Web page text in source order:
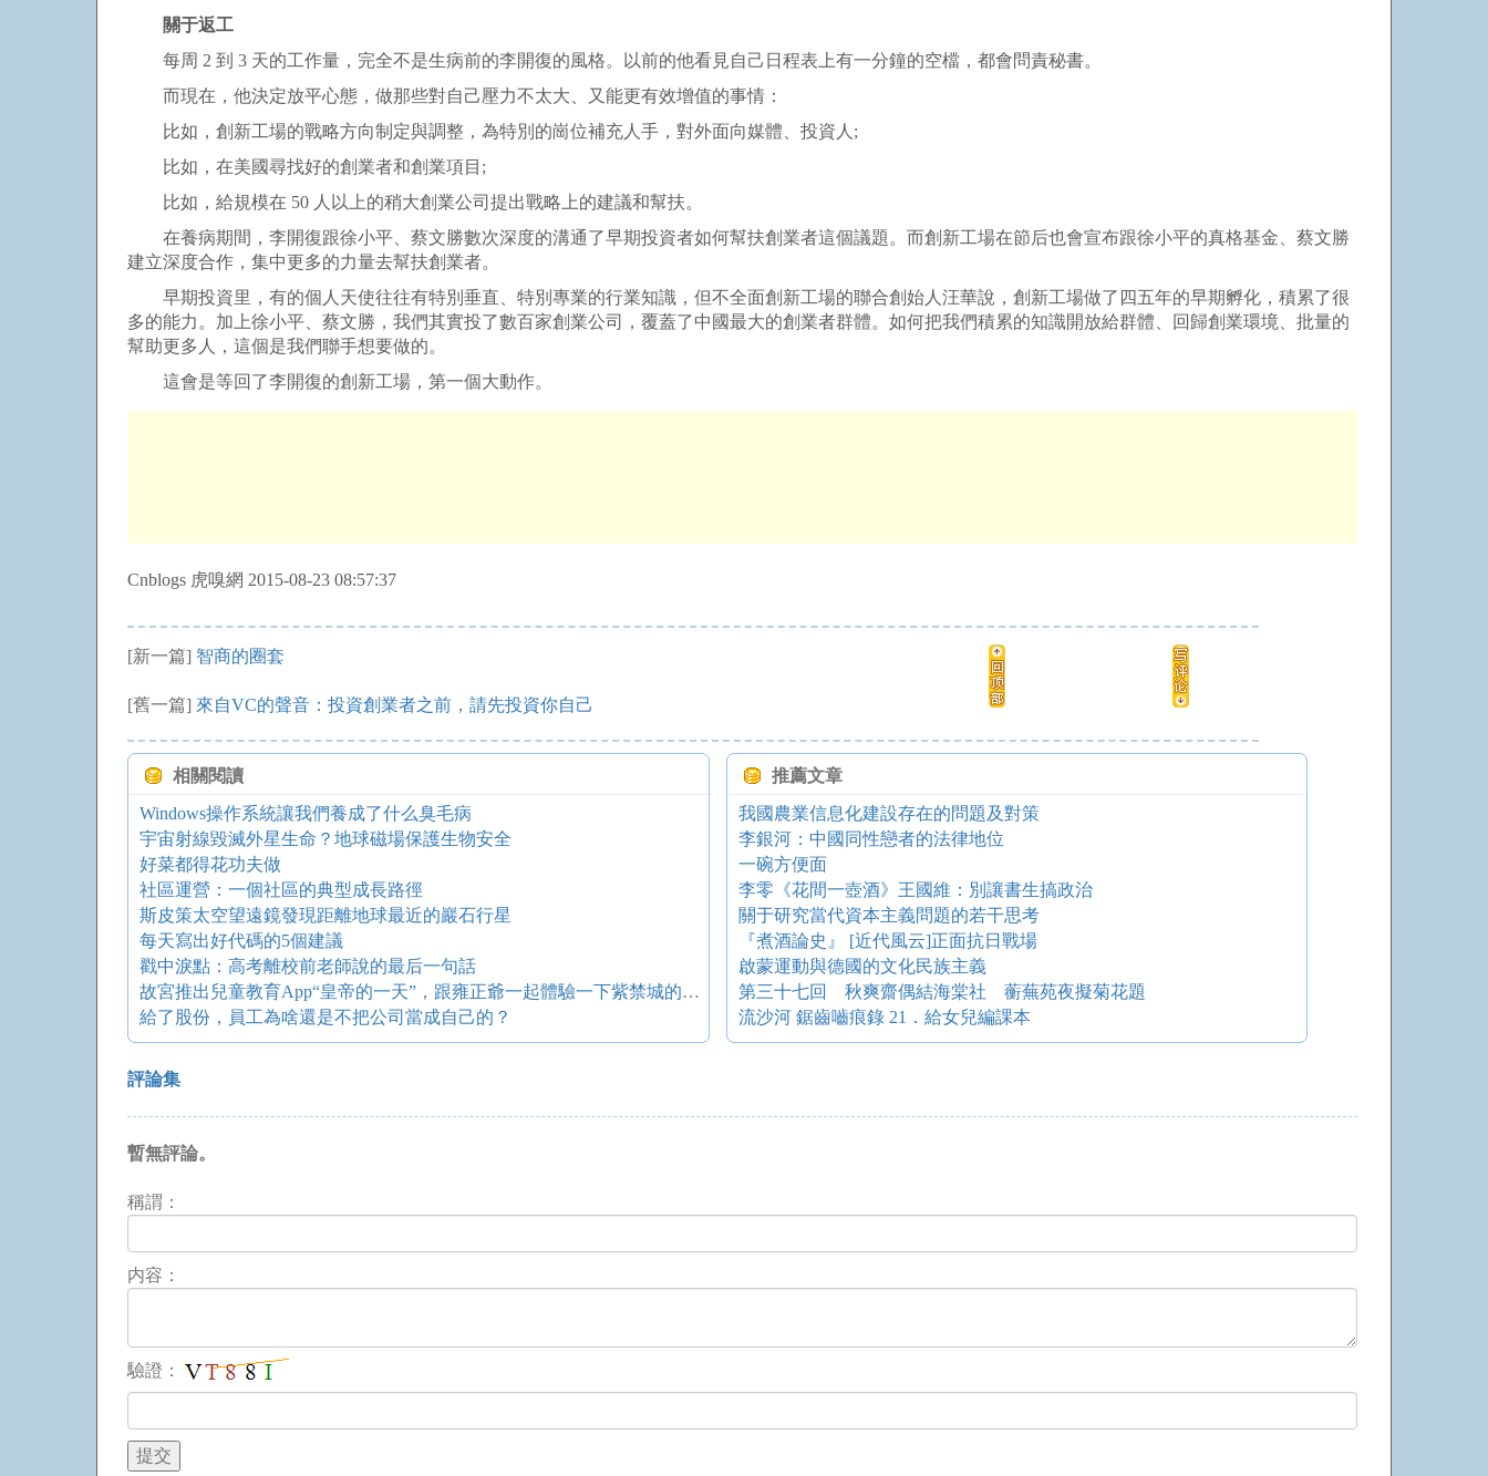
關于返工
每周 2 到 3 天的工作量，完全不是生病前的李開復的風格。以前的他看見自己日程表上有一分鐘的空檔，都會問責秘書。
而現在，他決定放平心態，做那些對自己壓力不太大、又能更有效增值的事情：
比如，創新工場的戰略方向制定與調整，為特別的崗位補充人手，對外面向媒體、投資人;
比如，在美國尋找好的創業者和創業項目;
比如，給規模在 50 人以上的稍大創業公司提出戰略上的建議和幫扶。
在養病期間，李開復跟徐小平、蔡文勝數次深度的溝通了早期投資者如何幫扶創業者這個議題。而創新工場在節后也會宣布跟徐小平的真格基金、蔡文勝
建立深度合作，集中更多的力量去幫扶創業者。
早期投資里，有的個人天使往往有特別垂直、特別專業的行業知識，但不全面創新工場的聯合創始人汪華說，創新工場做了四五年的早期孵化，積累了很
多的能力。加上徐小平、蔡文勝，我們其實投了數百家創業公司，覆蓋了中國最大的創業者群體。如何把我們積累的知識開放給群體、回歸創業環境、批量的
幫助更多人，這個是我們聯手想要做的。
這會是等回了李開復的創新工場，第一個大動作。
Cnblogs 虎嗅網 2015-08-23 08:57:37
[新一篇] 智商的圈套
[舊一篇] 來自VC的聲音：投資創業者之前，請先投資你自己
相關閱讀
Windows操作系統讓我們養成了什么臭毛病
宇宙射線毀滅外星生命？地球磁場保護生物安全
好菜都得花功夫做
社區運營：一個社區的典型成長路徑
斯皮策太空望遠鏡發現距離地球最近的巖石行星
每天寫出好代碼的5個建議
戳中淚點：高考離校前老師說的最后一句話
故宮推出兒童教育App“皇帝的一天”，跟雍正爺一起體驗一下紫禁城的周末吧
給了股份，員工為啥還是不把公司當成自己的？
推薦文章
我國農業信息化建設存在的問題及對策
李銀河：中國同性戀者的法律地位
一碗方便面
李零《花間一壺酒》王國維：別讓書生搞政治
關于研究當代資本主義問題的若干思考
『煮酒論史』 [近代風云]正面抗日戰場
啟蒙運動與德國的文化民族主義
第三十七回 秋爽齋偶結海棠社 蘅蕪苑夜擬菊花題
流沙河 鋸齒嚙痕錄 21．給女兒編課本
評論集
暫無評論。
稱謂：
内容：
驗證：